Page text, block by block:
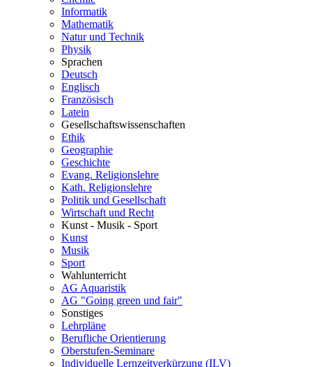
Informatik
Mathematik
Natur und Technik
Physik
Sprachen
Deutsch
Englisch
Französisch
Latein
Gesellschaftswissenschaften
Ethik
Geographie
Geschichte
Evang. Religionslehre
Kath. Religionslehre
Politik und Gesellschaft
Wirtschaft und Recht
Kunst - Musik - Sport
Kunst
Musik
Sport
Wahlunterricht
AG Aquaristik
AG "Going green und fair"
Sonstiges
Lehrpläne
Berufliche Orientierung
Oberstufen-Seminare
Individuelle Lernzeitverkürzung (ILV)